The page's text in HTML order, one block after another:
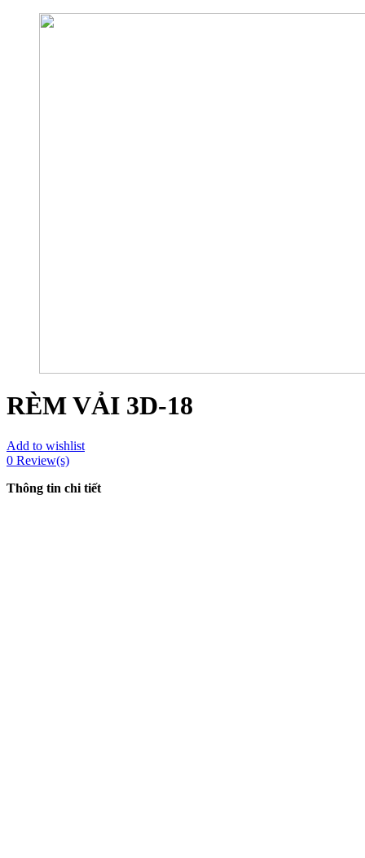
RÈM VẢI 3D-18
Add to wishlist
0 Review(s)
Thông tin chi tiết